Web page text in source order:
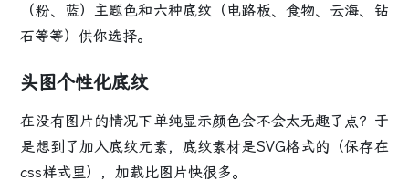
（粉、蓝）主题色和六种底纹（电路板、食物、云海、钻
石等等）供你选择。
头图个性化底纹
在没有图片的情况下单纯显示颜色会不会太无趣了点？于
是想到了加入底纹元素，底纹素材是SVG格式的（保存在
css样式里），加载比图片快很多。